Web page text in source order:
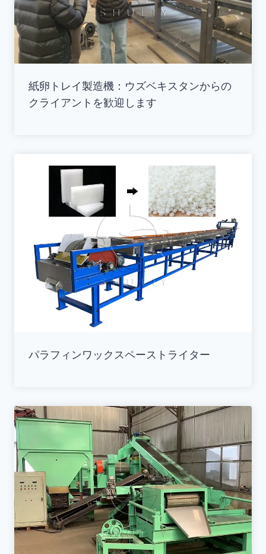
紙卵トレイ製造機：ウズベキスタンからの
クライアントを歓迎します
パラフィンワックスペーストライター